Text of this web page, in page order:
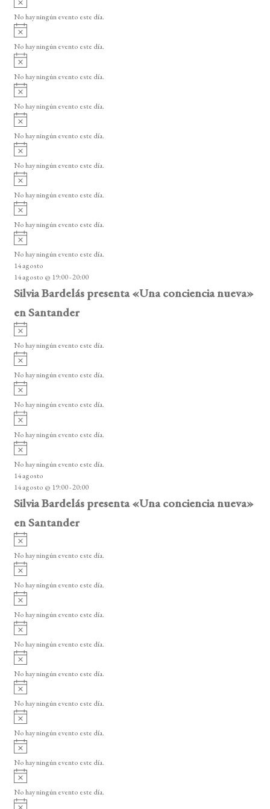
e
E
v
e
n
t
o
s
o
v
i
o
No hay ningún evento este día.
A
v
i
o
No hay ningún evento este día.
A
v
i
o
No hay ningún evento este día.
A
v
i
o
No hay ningún evento este día.
A
v
i
o
No hay ningún evento este día.
A
v
i
o
No hay ningún evento este día.
A
v
i
o
No hay ningún evento este día.
A
v
i
o
No hay ningún evento este día.
A
v
i
s
o
No hay ningún evento este día.
14 agosto
14 agosto @ 19:00-20:00
Silvia Bardelás presenta «Una conciencia nueva»
en Santander
A
v
i
o
No hay ningún evento este día.
A
v
i
o
No hay ningún evento este día.
A
v
i
o
No hay ningún evento este día.
A
v
i
o
No hay ningún evento este día.
A
v
i
s
o
No hay ningún evento este día.
14 agosto
14 agosto @ 19:00-20:00
Silvia Bardelás presenta «Una conciencia nueva»
en Santander
A
v
i
o
No hay ningún evento este día.
A
v
i
o
No hay ningún evento este día.
A
v
i
o
No hay ningún evento este día.
A
v
i
o
No hay ningún evento este día.
A
v
i
o
No hay ningún evento este día.
A
v
i
o
No hay ningún evento este día.
A
v
i
o
No hay ningún evento este día.
A
v
i
o
No hay ningún evento este día.
A
v
i
No hay ningún evento este día.
A